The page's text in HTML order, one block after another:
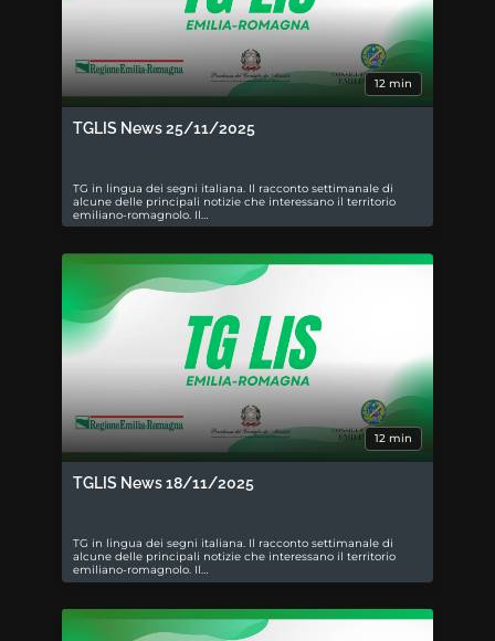
12 min
TGLIS News 25/11/2025
TG in lingua dei segni italiana. Il racconto settimanale di
alcune delle principali notizie che interessano il territorio
emiliano-romagnolo. Il…
12 min
TGLIS News 18/11/2025
TG in lingua dei segni italiana. Il racconto settimanale di
alcune delle principali notizie che interessano il territorio
emiliano-romagnolo. Il…